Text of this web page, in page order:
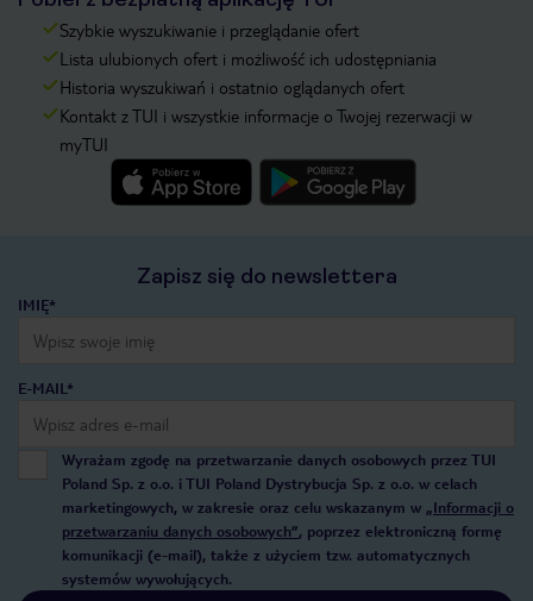
Szybkie wyszukiwanie i przeglądanie ofert
Lista ulubionych ofert i możliwość ich udostępniania
Historia wyszukiwań i ostatnio oglądanych ofert
Kontakt z TUI i wszystkie informacje o Twojej rezerwacji w
myTUI
Zapisz się do newslettera
IMIĘ*
E-MAIL*
Wyrażam zgodę na przetwarzanie danych osobowych przez TUI
Poland Sp. z o.o. i TUI Poland Dystrybucja Sp. z o.o. w celach
marketingowych, w zakresie oraz celu wskazanym w „Informacji o
przetwarzaniu danych osobowych”, poprzez elektroniczną formę
komunikacji (e-mail), także z użyciem tzw. automatycznych
systemów wywołujących.